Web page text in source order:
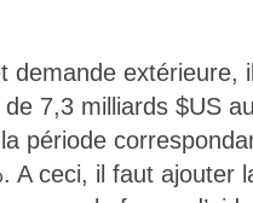
demande extérieure,
7,3 milliards $US
période
A ceci, il faut ajouter